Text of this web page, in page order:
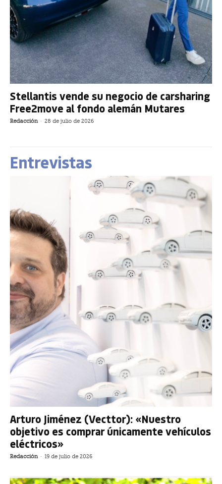
Stellantis vende su negocio de carsharing
Free2move al fondo alemán Mutares
Redacción - 28 de julio de 2026
Entrevistas
Arturo Jiménez (Vecttor): «Nuestro
objetivo es comprar únicamente vehículos
eléctricos»
Redacción - 19 de julio de 2026